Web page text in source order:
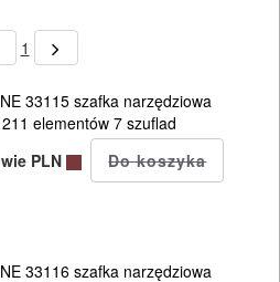
1
33115 szafka narzędziowa
elementów 7 szuflad
PLN
33116 szafka narzędziowa